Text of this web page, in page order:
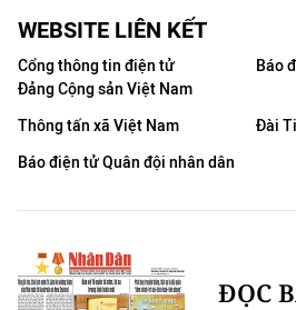
WEBSITE LIÊN KẾT
Cổng thông tin điện tử
Đảng Cộng sản Việt Nam
Báo
Thông tấn xã Việt Nam
Đài
Báo điện tử Quân đội nhân dân
ĐỌC